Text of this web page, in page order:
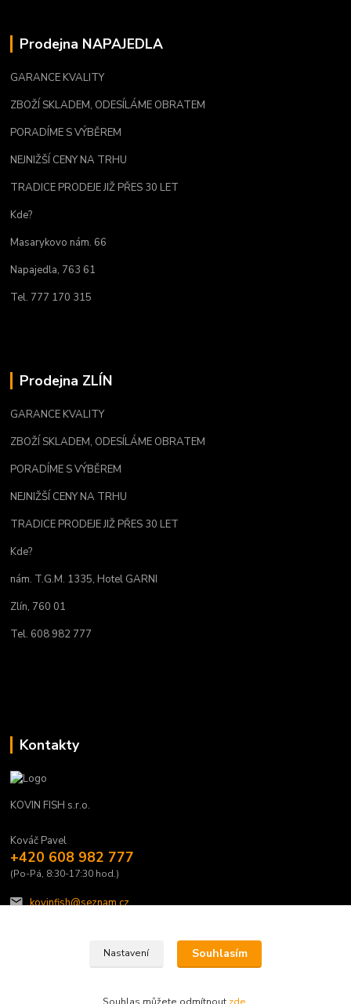
Prodejna NAPAJEDLA
GARANCE KVALITY
ZBOŽÍ SKLADEM, ODESÍLÁME OBRATEM
PORADÍME S VÝBĚREM
NEJNIŽŠÍ CENY NA TRHU
TRADICE PRODEJE JIŽ PŘES 30 LET
Kde?
Masarykovo nám. 66
Napajedla, 763 61
Tel. 777 170 315
Prodejna ZLÍN
GARANCE KVALITY
ZBOŽÍ SKLADEM, ODESÍLÁME OBRATEM
PORADÍME S VÝBĚREM
NEJNIŽŠÍ CENY NA TRHU
TRADICE PRODEJE JIŽ PŘES 30 LET
Kde?
nám. T.G.M. 1335, Hotel GARNI
Zlín, 760 01
Tel. 608 982 777
Kontakty
KOVIN FISH s.r.o.
Kováč Pavel
+420 608 982 777
(Po-Pá, 8:30-17:30 hod.)
kovinfish@seznam.cz
Nastavení Souhlasím